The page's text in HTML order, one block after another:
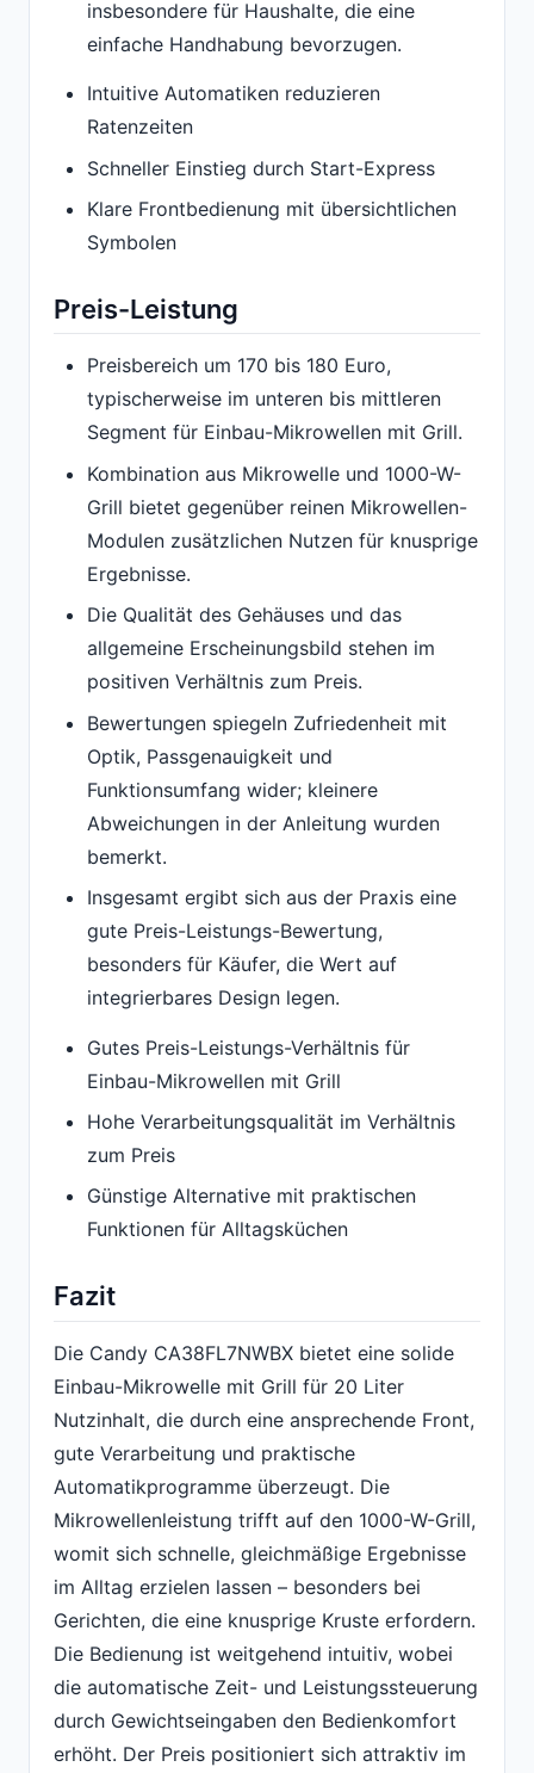
insbesondere für Haushalte, die eine
einfache Handhabung bevorzugen.
Intuitive Automatiken reduzieren
Ratenzeiten
Schneller Einstieg durch Start-Express
Klare Frontbedienung mit übersichtlichen
Symbolen
Preis-Leistung
Preisbereich um 170 bis 180 Euro,
typischerweise im unteren bis mittleren
Segment für Einbau-Mikrowellen mit Grill.
Kombination aus Mikrowelle und 1000-W-
Grill bietet gegenüber reinen Mikrowellen-
Modulen zusätzlichen Nutzen für knusprige
Ergebnisse.
Die Qualität des Gehäuses und das
allgemeine Erscheinungsbild stehen im
positiven Verhältnis zum Preis.
Bewertungen spiegeln Zufriedenheit mit
Optik, Passgenauigkeit und
Funktionsumfang wider; kleinere
Abweichungen in der Anleitung wurden
bemerkt.
Insgesamt ergibt sich aus der Praxis eine
gute Preis-Leistungs-Bewertung,
besonders für Käufer, die Wert auf
integrierbares Design legen.
Gutes Preis-Leistungs-Verhältnis für
Einbau-Mikrowellen mit Grill
Hohe Verarbeitungsqualität im Verhältnis
zum Preis
Günstige Alternative mit praktischen
Funktionen für Alltagsküchen
Fazit
Die Candy CA38FL7NWBX bietet eine solide
Einbau-Mikrowelle mit Grill für 20 Liter
Nutzinhalt, die durch eine ansprechende Front,
gute Verarbeitung und praktische
Automatikprogramme überzeugt. Die
Mikrowellenleistung trifft auf den 1000-W-Grill,
womit sich schnelle, gleichmäßige Ergebnisse
im Alltag erzielen lassen – besonders bei
Gerichten, die eine knusprige Kruste erfordern.
Die Bedienung ist weitgehend intuitiv, wobei
die automatische Zeit- und Leistungssteuerung
durch Gewichtseingaben den Bedienkomfort
erhöht. Der Preis positioniert sich attraktiv im